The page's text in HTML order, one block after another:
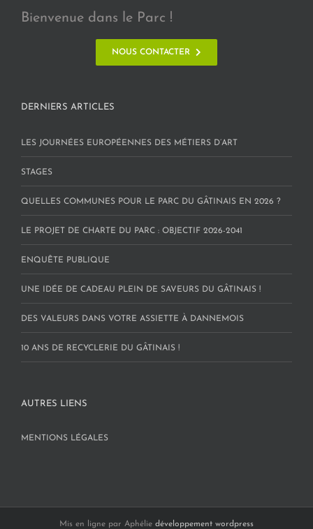
Bienvenue dans le Parc !
NOUS CONTACTER
DERNIERS ARTICLES
LES JOURNÉES EUROPÉENNES DES MÉTIERS D’ART
STAGES
QUELLES COMMUNES POUR LE PARC DU GÂTINAIS EN 2026 ?
LE PROJET DE CHARTE DU PARC : OBJECTIF 2026-2041
ENQUÊTE PUBLIQUE
UNE IDÉE DE CADEAU PLEIN DE SAVEURS DU GÂTINAIS !
DES VALEURS DANS VOTRE ASSIETTE À DANNEMOIS
10 ANS DE RECYCLERIE DU GÂTINAIS !
AUTRES LIENS
MENTIONS LÉGALES
Mis en ligne par Aphélie développement wordpress